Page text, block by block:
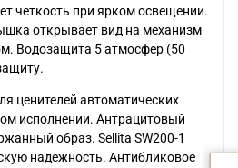
четкость при ярком освещении.
открывает вид на механизм
Водозащита 5 атмосфер (50
ценителей автоматических
исполнении. Антрацитовый
образ. Sellita SW200-1
надежность. Антибликовое